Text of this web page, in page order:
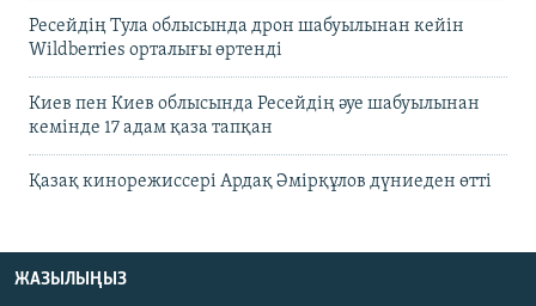
Ресейдің Тула облысында дрон шабуылынан кейін
Wildberries орталығы өртенді
Киев пен Киев облысында Ресейдің әуе шабуылынан
кемінде 17 адам қаза тапқан
Қазақ кинорежиссері Ардақ Әмірқұлов дүниеден өтті
ЖАЗЫЛЫҢЫЗ